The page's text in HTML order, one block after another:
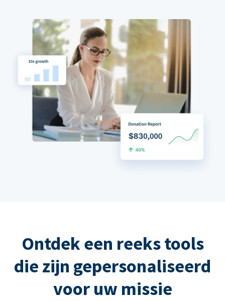
Ontdek een reeks tools
die zijn gepersonaliseerd
voor uw missie